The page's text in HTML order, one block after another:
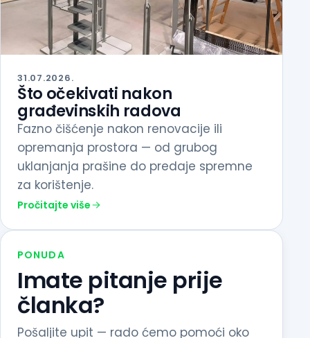
31.07.2026.
Što očekivati nakon
građevinskih radova
Fazno čišćenje nakon renovacije ili
opremanja prostora — od grubog
uklanjanja prašine do predaje spremne
za korištenje.
Pročitajte više
PONUDA
Imate pitanje prije
članka?
Pošaljite upit — rado ćemo pomoći oko